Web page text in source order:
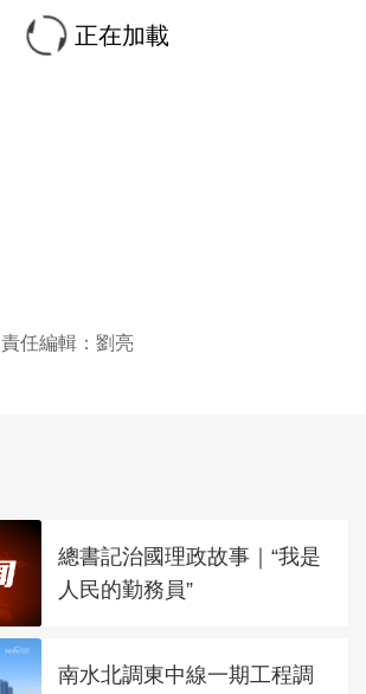
正在加載
責任編輯：劉亮
總書記治國理政故事｜“我是
人民的勤務員”
南水北調東中線一期工程調